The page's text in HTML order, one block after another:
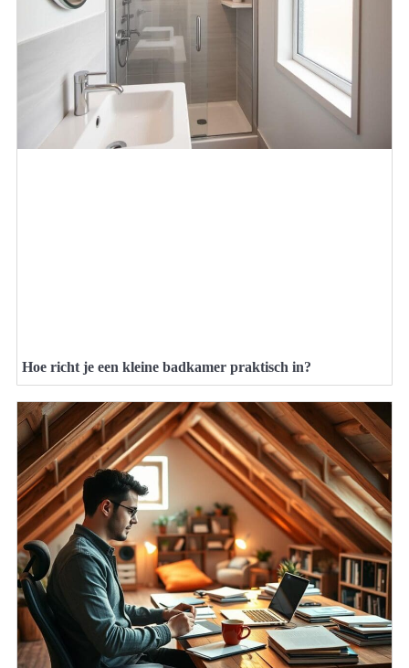
Hoe richt je een kleine badkamer praktisch in?